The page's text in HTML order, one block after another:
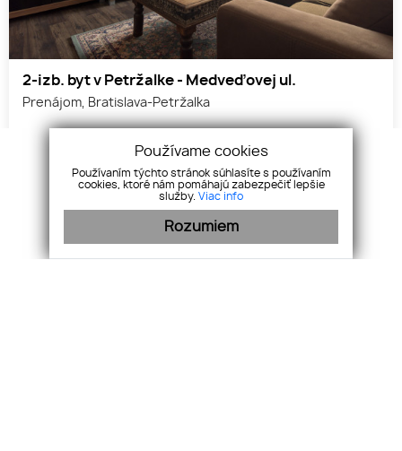
2-izb. byt v Petržalke - Medveďovej ul.
Prenájom, Bratislava-Petržalka
Rozloha
Používame cookies
Používaním týchto stránok súhlasíte s používaním
cookies, ktoré nám pomáhajú zabezpečiť lepšie
služby. Viac info
Rozumiem